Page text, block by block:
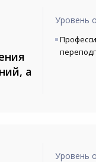
а
Уровень
Уровень